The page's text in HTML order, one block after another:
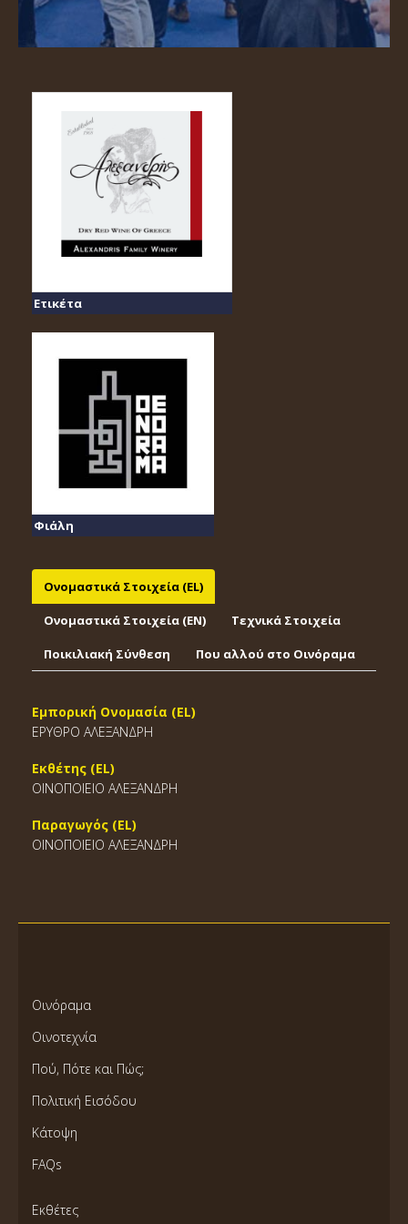
Ετικέτα
Φιάλη
Ονομαστικά Στοιχεία (EL)
Ονομαστικά Στοιχεία (EΝ) Τεχνικά Στοιχεία
Ποικιλιακή Σύνθεση Που αλλού στο Οινόραμα
Εμπορική Ονομασία (EL)
ΕΡΥΘΡΟ ΑΛΕΞΑΝΔΡΗ
Εκθέτης (EL)
ΟΙΝΟΠΟΙΕΙΟ ΑΛΕΞΑΝΔΡΗ
Παραγωγός (EL)
ΟΙΝΟΠΟΙΕΙΟ ΑΛΕΞΑΝΔΡΗ
Οινόραμα
Οινοτεχνία
Πού, Πότε και Πώς;
Πολιτική Εισόδου
Κάτοψη
FAQs
Εκθέτες